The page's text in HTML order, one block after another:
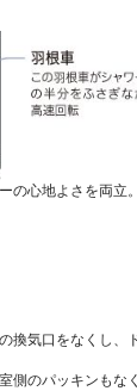
の心地よさを両立。
換気口をなくし、
側のパッキンもな